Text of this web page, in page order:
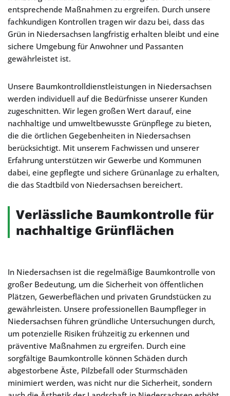
entsprechende Maßnahmen zu ergreifen. Durch unsere
fachkundigen Kontrollen tragen wir dazu bei, dass das
Grün in Niedersachsen langfristig erhalten bleibt und eine
sichere Umgebung für Anwohner und Passanten
gewährleistet ist.
Unsere Baumkontrolldienstleistungen in Niedersachsen
werden individuell auf die Bedürfnisse unserer Kunden
zugeschnitten. Wir legen großen Wert darauf, eine
nachhaltige und umweltbewusste Grünpflege zu bieten,
die die örtlichen Gegebenheiten in Niedersachsen
berücksichtigt. Mit unserem Fachwissen und unserer
Erfahrung unterstützen wir Gewerbe und Kommunen
dabei, eine gepflegte und sichere Grünanlage zu erhalten,
die das Stadtbild von Niedersachsen bereichert.
Verlässliche Baumkontrolle für
nachhaltige Grünflächen
In Niedersachsen ist die regelmäßige Baumkontrolle von
großer Bedeutung, um die Sicherheit von öffentlichen
Plätzen, Gewerbeflächen und privaten Grundstücken zu
gewährleisten. Unsere professionellen Baumpfleger in
Niedersachsen führen gründliche Untersuchungen durch,
um potenzielle Risiken frühzeitig zu erkennen und
präventive Maßnahmen zu ergreifen. Durch eine
sorgfältige Baumkontrolle können Schäden durch
abgestorbene Äste, Pilzbefall oder Sturmschäden
minimiert werden, was nicht nur die Sicherheit, sondern